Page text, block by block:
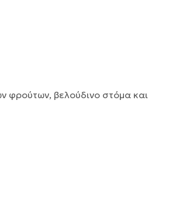
φρούτων, βελούδινο στόμα και